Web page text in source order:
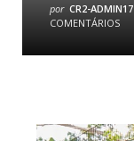
por CR2-ADMIN17
COMENTÁRIOS